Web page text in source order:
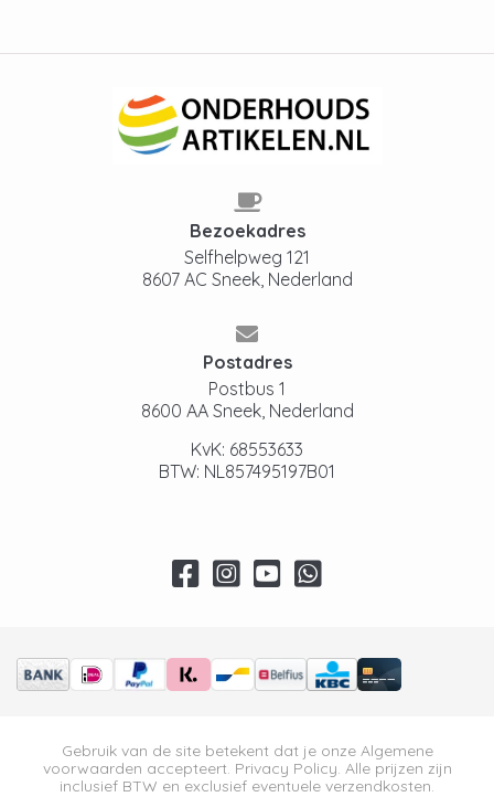
Bezoekadres
Selfhelpweg 121
8607 AC Sneek, Nederland
Postadres
Postbus 1
8600 AA Sneek, Nederland
KvK: 68553633
BTW: NL857495197B01
Gebruik van de site betekent dat je onze Algemene
voorwaarden accepteert. Privacy Policy. Alle prijzen zijn
inclusief BTW en exclusief eventuele verzendkosten.